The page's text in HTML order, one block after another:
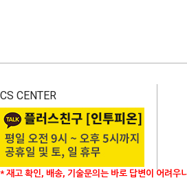
CS CENTER
* 재고 확인, 배송, 기술문의는 바로 답변이 어려우